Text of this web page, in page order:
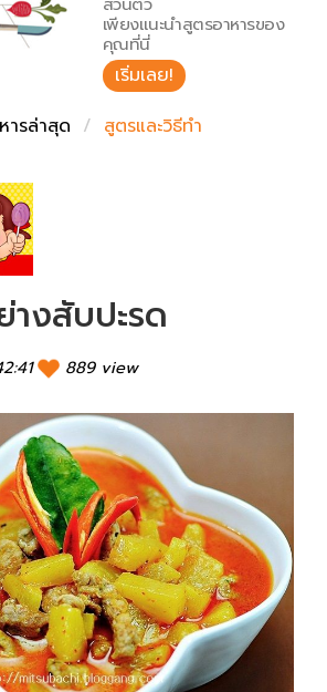
ำหนักวัตถุดิบเพียงแนะนำสูตรอาหารของ
คุณที่นี่
เริ่มเลย!
ารล่าสุด สูตรและวิธีทำ
งสับปะรด
889 view